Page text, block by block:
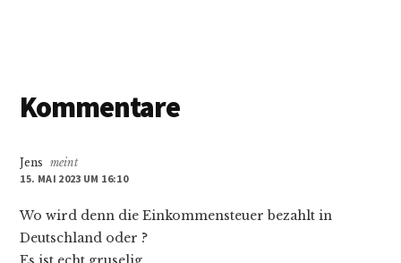
Leser-
Kommentare
Jens
meint
15. MAI 2023 UM 16:10
Wo wird denn die Einkommensteuer bezahlt in
Deutschland oder ?